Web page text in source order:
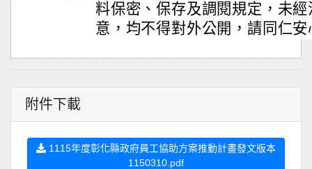
料保密、保存及調閱規定，未
意，均不得對外公開，請同仁
附件下載
1115年度彰化縣政府員工協助方案推動計畫發文版本
1150310.pdf